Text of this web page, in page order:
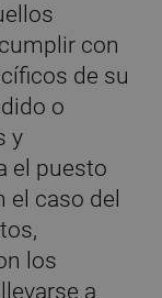
con
de su
o
y
el puesto
caso del
los
a